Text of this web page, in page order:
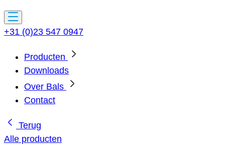
+31 (0)23 547 0947
Producten
Downloads
Over Bals
Contact
Terug
Alle producten